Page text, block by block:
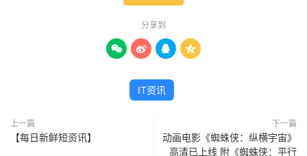
分享到
   
IT资讯
上一篇
【每日新鲜短资讯】
下一篇
动画电影《蜘蛛侠：纵横宇宙》
高清已上线 附《蜘蛛侠：平行